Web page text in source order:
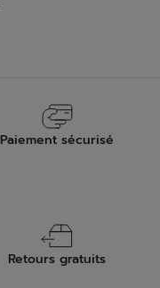
Paiement sécurisé
Retours gratuits